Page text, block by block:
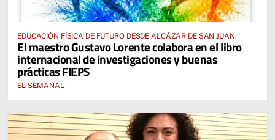
EDUCACIÓN FÍSICA DE FUTURO DESDE ALCÁZAR DE SAN JUAN:
El maestro Gustavo Lorente colabora en el libro
internacional de investigaciones y buenas
prácticas FIEPS
EL SEMANAL